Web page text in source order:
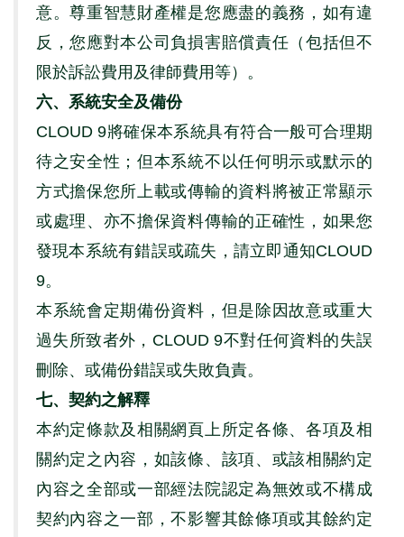
意。尊重智慧財產權是您應盡的義務，如有違
反，您應對本公司負損害賠償責任（包括但不
限於訴訟費用及律師費用等）。
六、系統安全及備份
CLOUD 9將確保本系統具有符合一般可合理期
待之安全性；但本系統不以任何明示或默示的
方式擔保您所上載或傳輸的資料將被正常顯示
或處理、亦不擔保資料傳輸的正確性，如果您
發現本系統有錯誤或疏失，請立即通知CLOUD
9。
本系統會定期備份資料，但是除因故意或重大
過失所致者外， CLOUD 9不對任何資料的失誤
刪除、或備份錯誤或失敗負責。
七、契約之解釋
本約定條款及相關網頁上所定各條、各項及相
關約定之內容，如該條、該項、或該相關約定
內容之全部或一部經法院認定為無效或不構成
契約內容之一部，不影響其餘條項或其餘約定